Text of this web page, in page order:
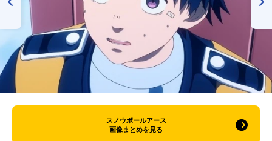
スノウボールアース
画像まとめを見る